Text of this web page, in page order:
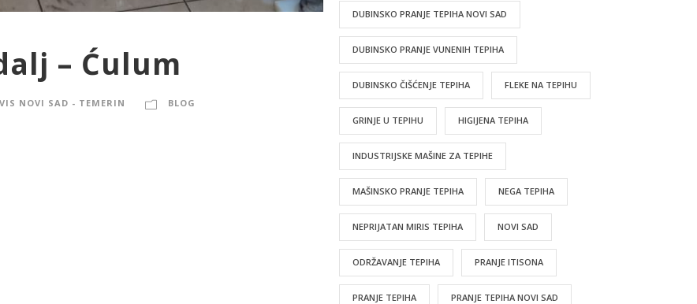
– Ćulum
NOVI SAD - TEMERIN BLOG
DUBINSKO PRANJE TEPIHA NOVI SAD
DUBINSKO PRANJE VUNENIH TEPIHA
DUBINSKO ČIŠĆENJE TEPIHA FLEKE NA TEPIHU
GRINJE U TEPIHU HIGIJENA TEPIHA
INDUSTRIJSKE MAŠINE ZA TEPIHE
MAŠINSKO PRANJE TEPIHA NEGA TEPIHA
NEPRIJATAN MIRIS TEPIHA NOVI SAD
ODRŽAVANJE TEPIHA PRANJE ITISONA
PRANJE TEPIHA PRANJE TEPIHA NOVI SAD